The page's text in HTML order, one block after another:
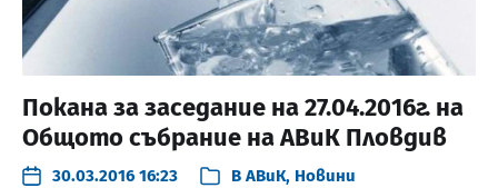
Покана за заседание на 27.04.2016г. на
Общото събрание на АВиК Пловдив
30.03.2016 16:23 В АВиК, Новини